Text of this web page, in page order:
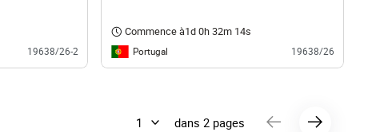
19638/26-2
Commence à1d 0h 32m 13s
Portugal 19638/26
dans 2 pages